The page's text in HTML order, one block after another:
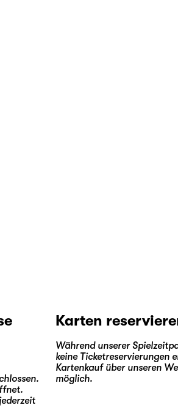
Karten
Während unserer
keine Ticketreservierungen
Kartenkauf über unseren
möglich.